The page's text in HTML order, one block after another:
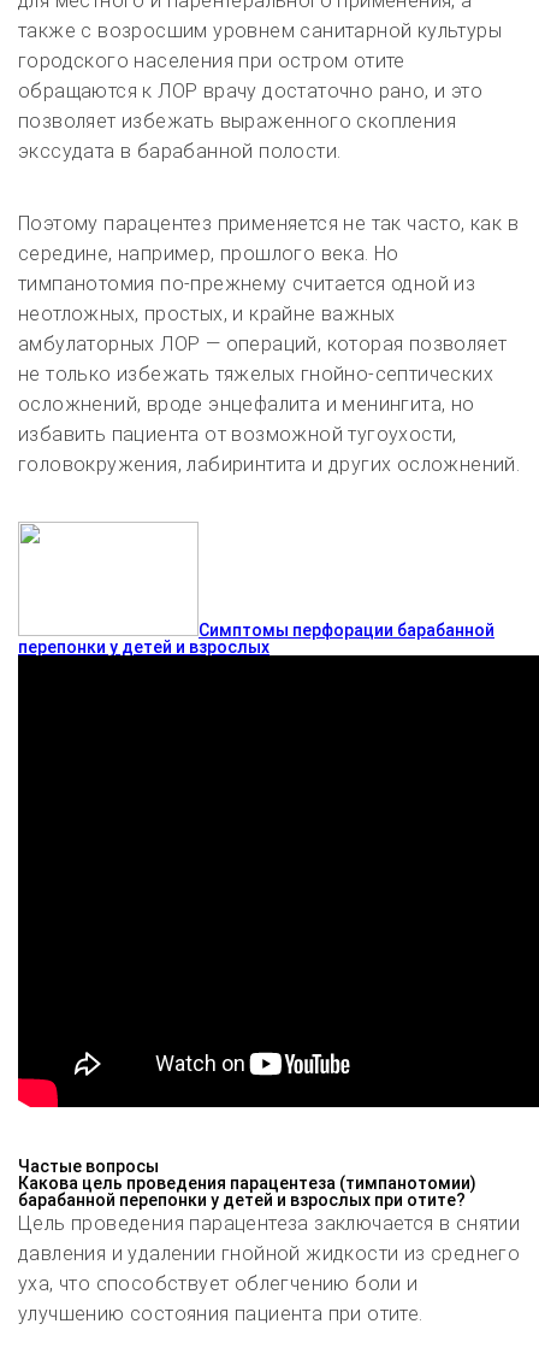
также с возросшим уровнем санитарной культуры
городского населения при остром отите
обращаются к ЛОР врачу достаточно рано, и это
позволяет избежать выраженного скопления
экссудата в барабанной полости.
Поэтому парацентез применяется не так часто, как в
середине, например, прошлого века. Но
тимпанотомия по-прежнему считается одной из
неотложных, простых, и крайне важных
амбулаторных ЛОР — операций, которая позволяет
не только избежать тяжелых гнойно-септических
осложнений, вроде энцефалита и менингита, но
избавить пациента от возможной тугоухости,
головокружения, лабиринтита и других осложнений.
Симптомы перфорации барабанной
перепонки у детей и взрослых
Частые вопросы
Какова цель проведения парацентеза (тимпанотомии)
барабанной перепонки у детей и взрослых при отите?
Цель проведения парацентеза заключается в снятии
давления и удалении гнойной жидкости из среднего
уха, что способствует облегчению боли и
улучшению состояния пациента при отите.